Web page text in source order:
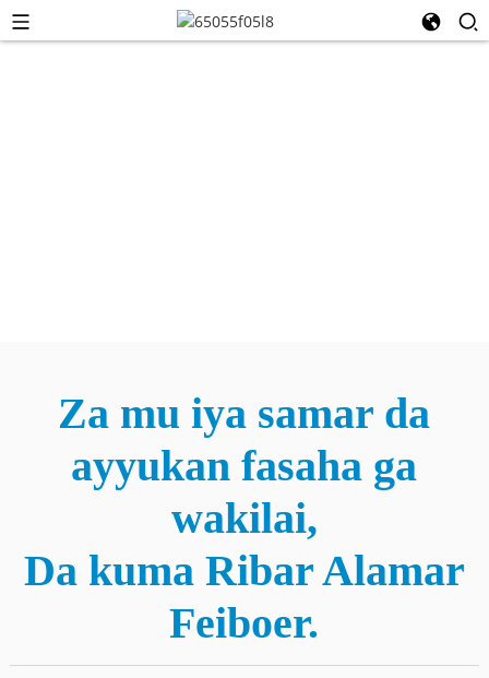
Za mu iya samar da
ayyukan fasaha ga
wakilai,
Da kuma Ribar Alamar
Feiboer.